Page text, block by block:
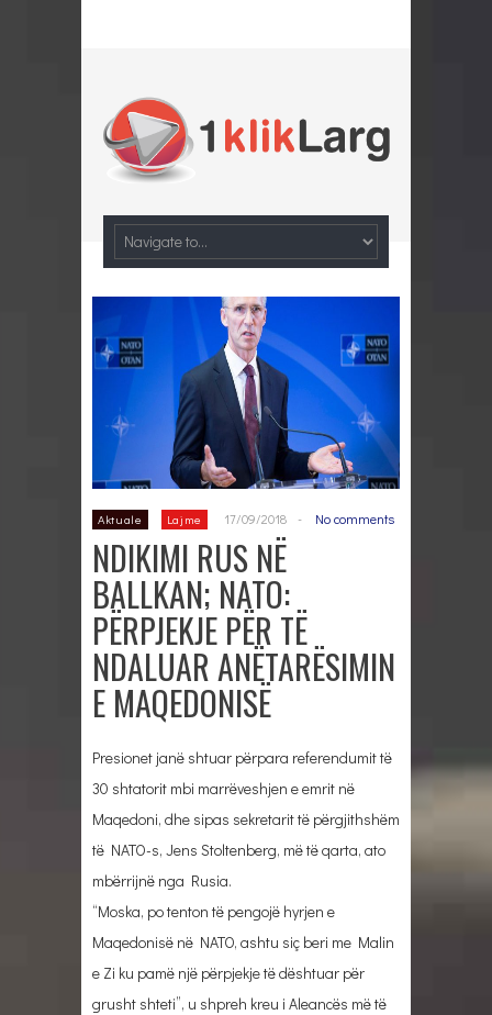
Aktuale Lajme 17/09/2018 - No comments
NDIKIMI RUS NË
BALLKAN; NATO:
PËRPJEKJE PËR TË
NDALUAR ANËTARËSIMIN
E MAQEDONISË
Presionet janë shtuar përpara referendumit të
30 shtatorit mbi marrëveshjen e emrit në
Maqedoni, dhe sipas sekretarit të përgjithshëm
të NATO-s, Jens Stoltenberg, më të qarta, ato
mbërrijnë nga Rusia.
“Moska, po tenton të pengojë hyrjen e
Maqedonisë në NATO, ashtu siç beri me Malin
e Zi ku pamë një përpjekje të dështuar për
grusht shteti”, u shpreh kreu i Aleancës më të